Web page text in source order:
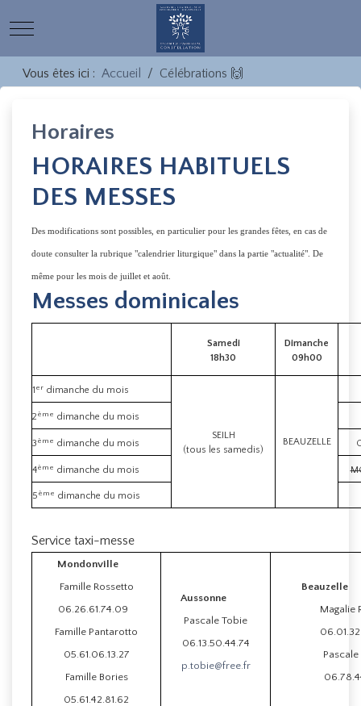
Mobile Menu Toggle
Vous êtes ici : Accueil Célébrations 🙌
Horaires
HORAIRES HABITUELS
DES MESSES
Des modifications sont possibles, en particulier pour les grandes fêtes, en cas de
doute consulter la rubrique "calendrier liturgique" dans la partie "actualité". De
même pour les mois de juillet et août.
Messes dominicales
Samedi
18h30
Dimanche
09h00
1 er dimanche du mois
SEILH
(tous les samedis)
BEAUZELLE
2 ème dimanche du mois
3 ème dimanche du mois
4ème dimanche du mois
5 ème dimanche du mois
Service taxi-messe
Mondonville
Famille Rossetto
06.26.61.74.09
Famille Pantarotto
05.61.06.13.27
Famille Bories
05.61.42.81.62
Aussonne
Pascale Tobie
06.13.50.44.74
p.tobie@free.fr
Magalie